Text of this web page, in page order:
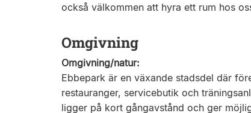
också välkommen att hyra ett rum hos
Omgivning
Omgivning/natur:
Ebbepark är en växande stadsdel där
restauranger, servicebutik och
ligger på kort gångavstånd och ger